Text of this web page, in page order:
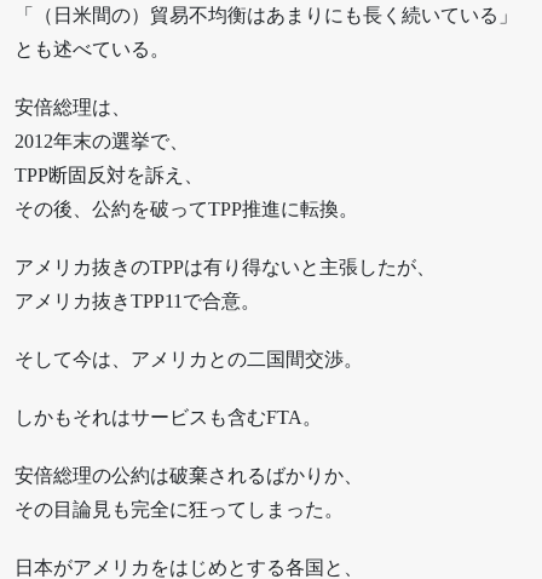
「（日米間の）貿易不均衡はあまりにも長く続いている」
とも述べている。
安倍総理は、
2012年末の選挙で、
TPP断固反対を訴え、
その後、公約を破ってTPP推進に転換。
アメリカ抜きのTPPは有り得ないと主張したが、
アメリカ抜きTPP11で合意。
そして今は、アメリカとの二国間交渉。
しかもそれはサービスも含むFTA。
安倍総理の公約は破棄されるばかりか、
その目論見も完全に狂ってしまった。
日本がアメリカをはじめとする各国と、